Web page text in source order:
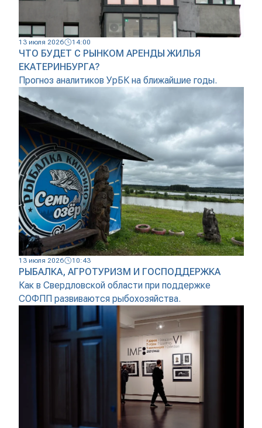
13 июля 2026 14:00
ЧТО БУДЕТ С РЫНКОМ АРЕНДЫ ЖИЛЬЯ
ЕКАТЕРИНБУРГА?
Прогноз аналитиков УрБК на ближайшие годы.
13 июля 2026 10:43
РЫБАЛКА, АГРОТУРИЗМ И ГОСПОДДЕРЖКА
Как в Свердловской области при поддержке
СОФПП развиваются рыбохозяйства.